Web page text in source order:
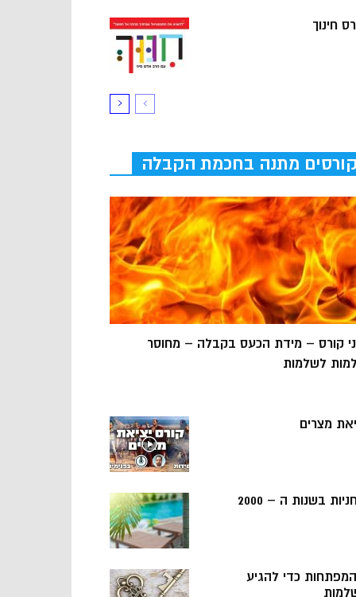
חינוך
קורסים מתנה בחכמת הקבלה
קורס – מידת הכעס בקבלה – מחוסר
לשלמות
מצרים
בשנות ה – 2000
5 המפתחות כדי להגיע